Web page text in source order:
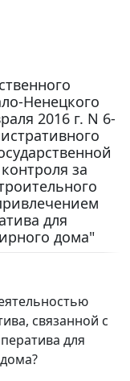
Ненецкого
2016 г. N 6-
за
для
дома"
связанной с
для